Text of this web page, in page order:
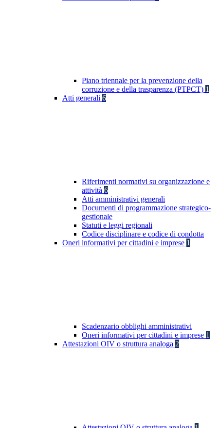
Piano triennale per la prevenzione della
corruzione e della trasparenza (PTPCT) 1
Atti generali 6
Riferimenti normativi su organizzazione e
attività 6
Atti amministrativi generali
Documenti di programmazione strategico-
gestionale
Statuti e leggi regionali
Codice disciplinare e codice di condotta
Oneri informativi per cittadini e imprese 1
Scadenzario obblighi amministrativi
Oneri informativi per cittadini e imprese 1
Attestazioni OIV o struttura analoga 2